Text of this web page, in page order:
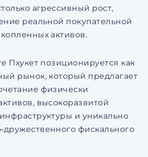
агрессивный рост,
реальной покупательной
активов.
Пхукет позиционируется как
рынок, который предлагает
физически
высокоразвитой
и уникально
фискального